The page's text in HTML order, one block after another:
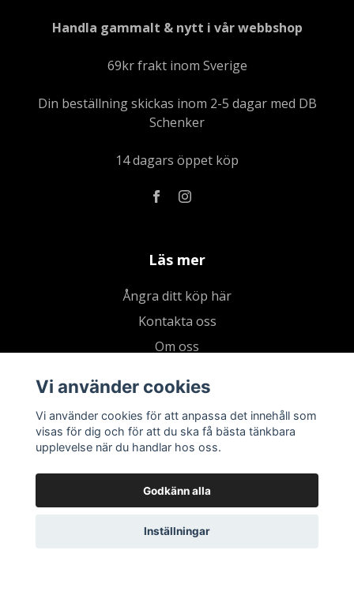
Handla gammalt & nytt i vår webbshop
69kr frakt inom Sverige
Din beställning skickas inom 2-5 dagar med DB
Schenker
14 dagars öppet köp
Läs mer
Ångra ditt köp här
Kontakta oss
Om oss
Kundklubb
Presentkort
Vi använder cookies
Vi använder cookies för att anpassa det innehåll som
visas för dig och för att du ska få bästa tänkbara
upplevelse när du handlar hos oss.
Godkänn alla
Inställningar